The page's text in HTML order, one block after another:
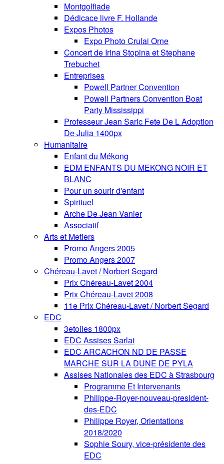
Montgolfiade
Dédicace livre F. Hollande
Expos Photos
Expo Photo Crulai Orne
Concert de Irina Stopina et Stephane
Trebuchet
Entreprises
Powell Partner Convention
Powell Partners Convention Boat
Party Mississippi
Professeur Jean Saric Fete De L Adoption
De Julia 1400px
Humanitaire
Enfant du Mékong
EDM ENFANTS DU MEKONG NOIR ET
BLANC
Pour un sourir d'enfant
Spirituel
Arche De Jean Vanier
Associatif
Arts et Metiers
Promo Angers 2005
Promo Angers 2007
Chéreau-Lavet / Norbert Segard
Prix Chéreau-Lavet 2004
Prix Chéreau-Lavet 2008
11e Prix Chéreau-Lavet / Norbert Segard
EDC
3etoiles 1800px
EDC Assises Sarlat
EDC ARCACHON ND DE PASSE
MARCHE SUR LA DUNE DE PYLA
Assises Nationales des EDC à Strasbourg
Programme Et Intervenants
Philippe-Royer-nouveau-president-
des-EDC
Philippe Royer, Orientations
2018/2020
Sophie Soury, vice-présidente des
EDC